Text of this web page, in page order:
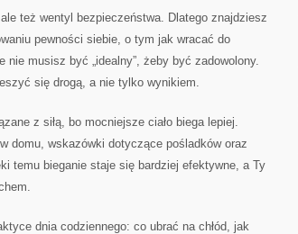
też wentyl bezpieczeństwa. Dlatego znajdziesz
pewności siebie, o tym jak wracać do
nie musisz być „idealny”, żeby być zadowolony.
się drogą, a nie tylko wynikiem.
z siłą, bo mocniejsze ciało biega lepiej.
domu, wskazówki dotyczące pośladków oraz
temu bieganie staje się bardziej efektywne, a Ty
dnia codziennego: co ubrać na chłód, jak